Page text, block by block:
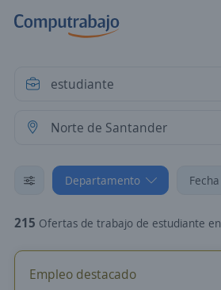
Departamento Fecha
215 Ofertas de trabajo de estudiante en Norte de Santander
Empleo destacado